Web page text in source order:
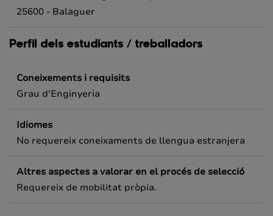
25600 - Balaguer
Perfil dels estudiants / treballadors
Coneixements i requisits
Grau d'Enginyeria
Idiomes
No requereix coneixaments de llengua estranjera
Altres aspectes a valorar en el procés de selecció
Requereix de mobilitat pròpia.